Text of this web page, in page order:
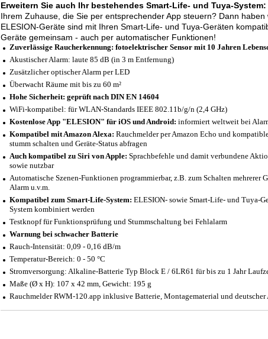
Erweitern Sie auch Ihr bestehendes Smart-Life- und Tuya-System:
Ihrem Zuhause, die Sie per entsprechender App steuern? Dann
ELESION-Geräte sind mit Ihren Smart-Life- und Tuya-Geräten
Geräte gemeinsam - auch per automatischer Funktionen!
Zuverlässige Raucherkennung: fotoelektrischer Sensor mit 10 Jahren
Akustischer Alarm: laute 85 dB (in 3 m Entfernung)
Zusätzlicher optischer Alarm per LED
Überwacht Räume mit bis zu 60 m²
Hohe Sicherheit: geprüft nach DIN EN 14604
WiFi-kompatibel: für WLAN-Standards IEEE 802.11b/g/n (2,4 GHz)
Kostenlose App "ELESION" für iOS und Android: informiert weltweit bei
Kompatibel mit Amazon Alexa: Rauchmelder per Amazon Echo und
stumm schalten und Geräte-Status abfragen
Auch kompatibel zu Siri von Apple: Sprachbefehle und damit verbundene
sowie nutzbar
Automatische Szenen-Funktionen programmierbar, z.B. zum Schalten
Alarm u.v.m.
Kompatibel zum Smart-Life-System: ELESION- sowie Smart-Life- und Tuya-
System kombiniert werden
Testknopf für Funktionsprüfung und Stummschaltung bei Fehlalarm
Warnung bei schwacher Batterie
Rauch-Intensität: 0,09 - 0,16 dB/m
Temperatur-Bereich: 0 - 50 °C
Stromversorgung: Alkaline-Batterie Typ Block E / 6LR61 für bis zu 1 Jahr
Maße (Ø x H): 107 x 42 mm, Gewicht: 195 g
Rauchmelder RWM-120.app inklusive Batterie, Montagematerial und